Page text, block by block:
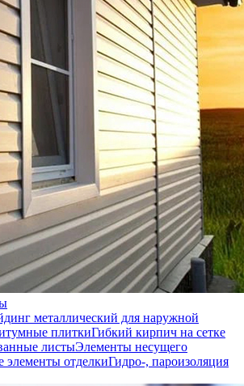
металлический для наружной
плиткиГибкий кирпич на сетке
листыЭлементы несущего
элементы отделкиГидро-, пароизоляция